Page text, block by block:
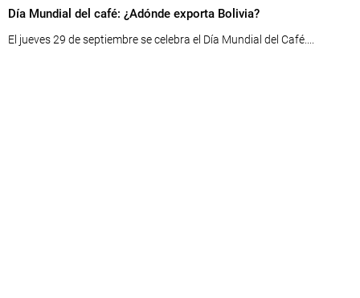
Día Mundial del café: ¿Adónde exporta Bolivia?
El jueves 29 de septiembre se celebra el Día Mundial del Café....